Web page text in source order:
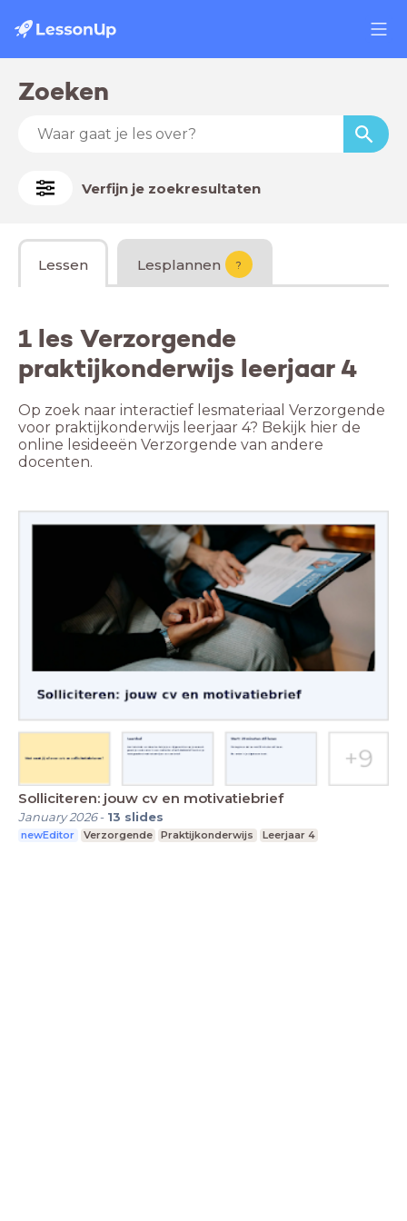
Zoeken
Verfijn je zoekresultaten
Lessen Lesplannen ?
1 les Verzorgende
praktijkonderwijs leerjaar 4
Op zoek naar interactief lesmateriaal Verzorgende
voor praktijkonderwijs leerjaar 4? Bekijk hier de
online lesideeën Verzorgende van andere
docenten.
Solliciteren: jouw cv en motivatiebrief
January 2026- 13 slides
newEditor Verzorgende Praktijkonderwijs Leerjaar 4